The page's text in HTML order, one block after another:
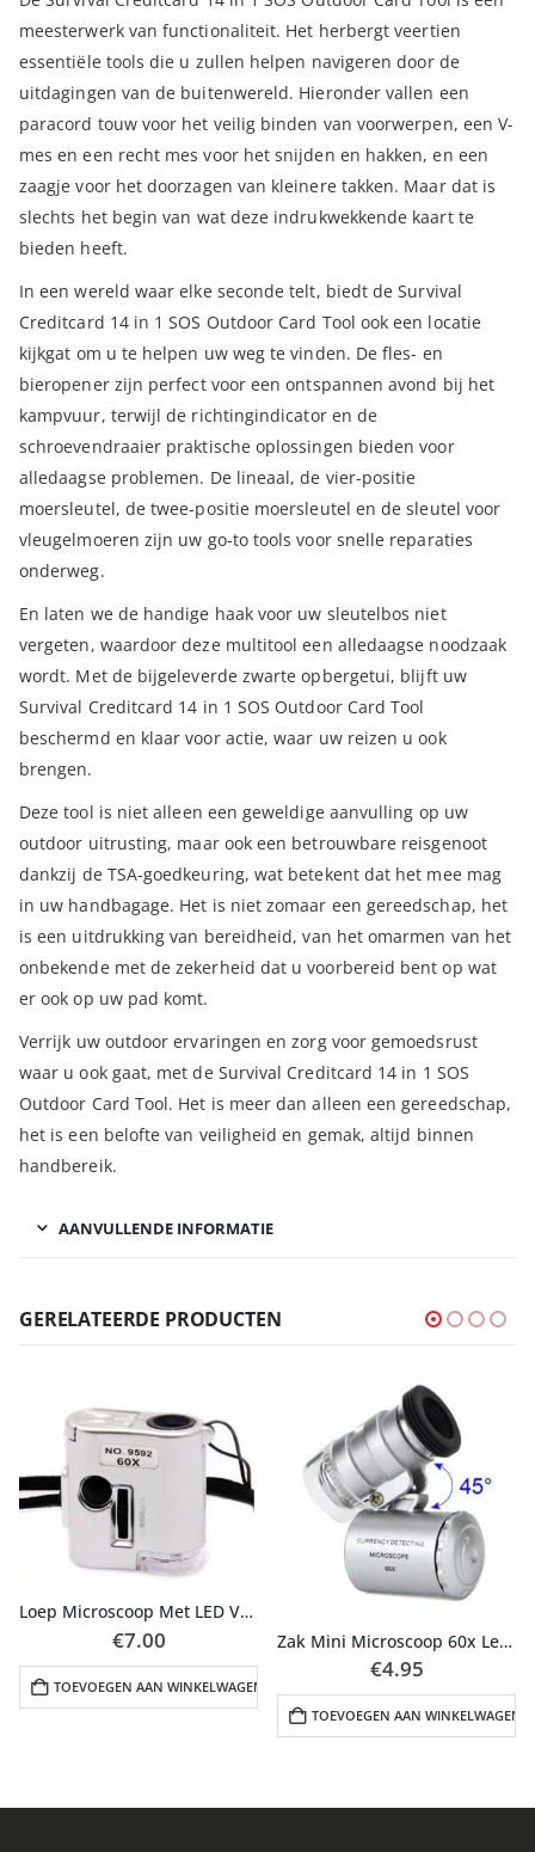
meesterwerk van functionaliteit. Het herbergt veertien
essentiële tools die u zullen helpen navigeren door de
uitdagingen van de buitenwereld. Hieronder vallen een
paracord touw voor het veilig binden van voorwerpen, een V-
mes en een recht mes voor het snijden en hakken, en een
zaagje voor het doorzagen van kleinere takken. Maar dat is
slechts het begin van wat deze indrukwekkende kaart te
bieden heeft.
In een wereld waar elke seconde telt, biedt de Survival
Creditcard 14 in 1 SOS Outdoor Card Tool ook een locatie
kijkgat om u te helpen uw weg te vinden. De fles- en
bieropener zijn perfect voor een ontspannen avond bij het
kampvuur, terwijl de richtingindicator en de
schroevendraaier praktische oplossingen bieden voor
alledaagse problemen. De lineaal, de vier-positie
moersleutel, de twee-positie moersleutel en de sleutel voor
vleugelmoeren zijn uw go-to tools voor snelle reparaties
onderweg.
En laten we de handige haak voor uw sleutelbos niet
vergeten, waardoor deze multitool een alledaagse noodzaak
wordt. Met de bijgeleverde zwarte opbergetui, blijft uw
Survival Creditcard 14 in 1 SOS Outdoor Card Tool
beschermd en klaar voor actie, waar uw reizen u ook
brengen.
Deze tool is niet alleen een geweldige aanvulling op uw
outdoor uitrusting, maar ook een betrouwbare reisgenoot
dankzij de TSA-goedkeuring, wat betekent dat het mee mag
in uw handbagage. Het is niet zomaar een gereedschap, het
is een uitdrukking van bereidheid, van het omarmen van het
onbekende met de zekerheid dat u voorbereid bent op wat
er ook op uw pad komt.
Verrijk uw outdoor ervaringen en zorg voor gemoedsrust
waar u ook gaat, met de Survival Creditcard 14 in 1 SOS
Outdoor Card Tool. Het is meer dan alleen een gereedschap,
het is een belofte van veiligheid en gemak, altijd binnen
handbereik.
AANVULLENDE INFORMATIE
GERELATEERDE PRODUCTEN
Loep Microscoop Met LED Verlichting
€7.00
TOEVOEGEN AAN WINKELWAGEN
Zak Mini Microscoop 60x Led & UV Verlichting
€4.95
TOEVOEGEN AAN WINKELWAGEN